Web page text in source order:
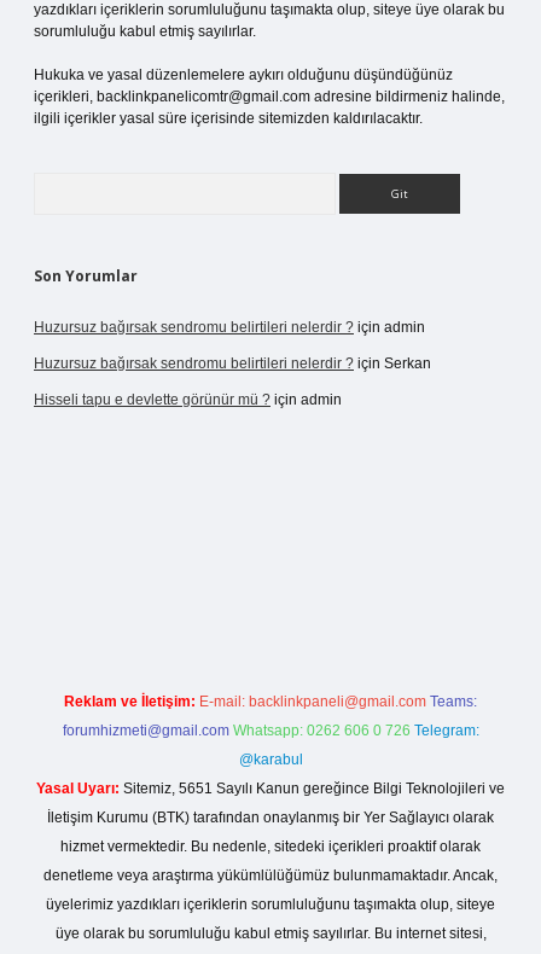
yazdıkları içeriklerin sorumluluğunu taşımakta olup, siteye üye olarak bu
sorumluluğu kabul etmiş sayılırlar.
Hukuka ve yasal düzenlemelere aykırı olduğunu düşündüğünüz
içerikleri, backlinkpanelicomtr@gmail.com adresine bildirmeniz halinde,
ilgili içerikler yasal süre içerisinde sitemizden kaldırılacaktır.
Son Yorumlar
Huzursuz bağırsak sendromu belirtileri nelerdir ? için admin
Huzursuz bağırsak sendromu belirtileri nelerdir ? için Serkan
Hisseli tapu e devlette görünür mü ? için admin
Reklam ve İletişim: E-mail: backlinkpaneli@gmail.com Teams:
forumhizmeti@gmail.com Whatsapp: 0262 606 0 726 Telegram:
@karabul
Yasal Uyarı: Sitemiz, 5651 Sayılı Kanun gereğince Bilgi Teknolojileri ve
İletişim Kurumu (BTK) tarafından onaylanmış bir Yer Sağlayıcı olarak
hizmet vermektedir. Bu nedenle, sitedeki içerikleri proaktif olarak
denetleme veya araştırma yükümlülüğümüz bulunmamaktadır. Ancak,
üyelerimiz yazdıkları içeriklerin sorumluluğunu taşımakta olup, siteye
üye olarak bu sorumluluğu kabul etmiş sayılırlar. Bu internet sitesi,